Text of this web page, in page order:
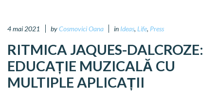
4 mai 2021 byCosmovici Oana in Ideas, Life, Press
RITMICA JAQUES-DALCROZE:
EDUCAȚIE MUZICALĂ CU
MULTIPLE APLICAȚII